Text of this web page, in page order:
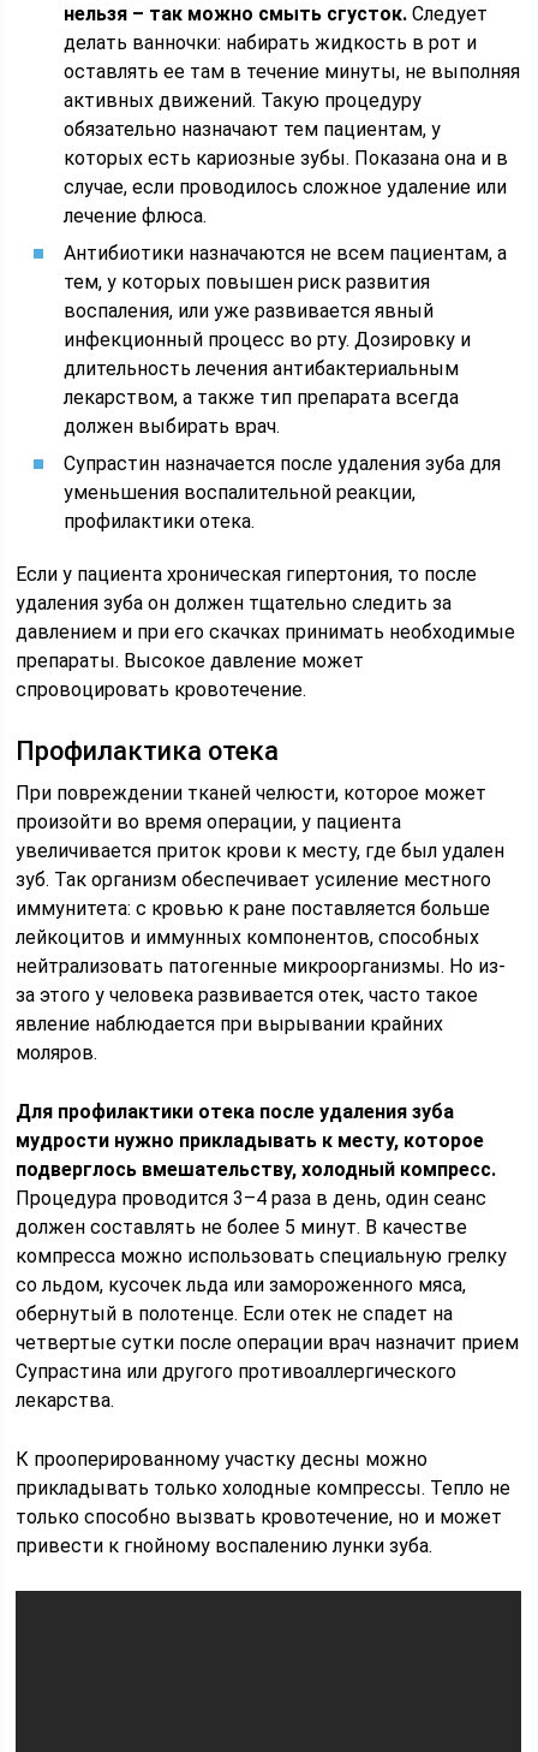
нельзя – так можно смыть сгусток. Следует
делать ванночки: набирать жидкость в рот и
оставлять ее там в течение минуты, не выполняя
активных движений. Такую процедуру
обязательно назначают тем пациентам, у
которых есть кариозные зубы. Показана она и в
случае, если проводилось сложное удаление или
лечение флюса.
Антибиотики назначаются не всем пациентам, а
тем, у которых повышен риск развития
воспаления, или уже развивается явный
инфекционный процесс во рту. Дозировку и
длительность лечения антибактериальным
лекарством, а также тип препарата всегда
должен выбирать врач.
Супрастин назначается после удаления зуба для
уменьшения воспалительной реакции,
профилактики отека.
Если у пациента хроническая гипертония, то после
удаления зуба он должен тщательно следить за
давлением и при его скачках принимать необходимые
препараты. Высокое давление может
спровоцировать кровотечение.
Профилактика отека
При повреждении тканей челюсти, которое может
произойти во время операции, у пациента
увеличивается приток крови к месту, где был удален
зуб. Так организм обеспечивает усиление местного
иммунитета: с кровью к ране поставляется больше
лейкоцитов и иммунных компонентов, способных
нейтрализовать патогенные микроорганизмы. Но из-
за этого у человека развивается отек, часто такое
явление наблюдается при вырывании крайних
моляров.
Для профилактики отека после удаления зуба
мудрости нужно прикладывать к месту, которое
подверглось вмешательству, холодный компресс.
Процедура проводится 3–4 раза в день, один сеанс
должен составлять не более 5 минут. В качестве
компресса можно использовать специальную грелку
со льдом, кусочек льда или замороженного мяса,
обернутый в полотенце. Если отек не спадет на
четвертые сутки после операции врач назначит прием
Супрастина или другого противоаллергического
лекарства.
К прооперированному участку десны можно
прикладывать только холодные компрессы. Тепло не
только способно вызвать кровотечение, но и может
привести к гнойному воспалению лунки зуба.